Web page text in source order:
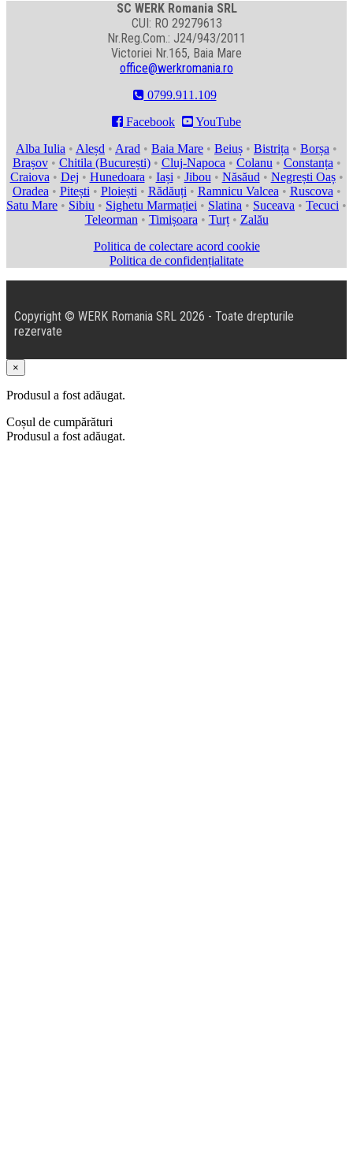
SC WERK Romania SRL
CUI: RO 29279613
Nr.Reg.Com.: J24/943/2011
Victoriei Nr.165, Baia Mare
office@werkromania.ro
0799.911.109
 Facebook  YouTube
Alba Iulia • Aleșd • Arad • Baia Mare • Beiuș • Bistrița • Borșa •
Brașov• Chitila (București)• Cluj-Napoca • Colanu • Constanța •
Craiova • Dej • Hunedoara • Iași • Jibou • Năsăud • Negrești Oaș•
Oradea • Pitești • Ploiești • Rădăuți • Ramnicu Valcea • Ruscova •
Satu Mare • Sibiu • Sighetu Marmației • Slatina • Suceava • Tecuci •
Teleorman • Timișoara • Turț• Zalău
Politica de colectare acord cookie
Politica de confidențialitate
Copyright © WERK Romania SRL 2026 - Toate drepturile
rezervate
×
Produsul a fost adăugat.
Coșul de cumpărături
Produsul a fost adăugat.